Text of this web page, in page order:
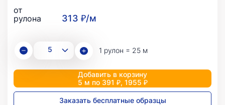
от
рулона
313 ₽/м
1 рулон = 25 м
Добавить в корзину
5 м по 391 ₽, 1955 ₽
Заказать бесплатные образцы